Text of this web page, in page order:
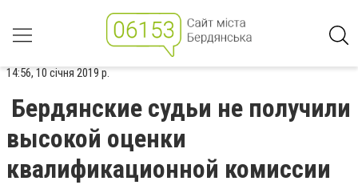
14:56, 10 січня 2019 р.
Бердянские судьи не получили
высокой оценки
квалификационной комиссии